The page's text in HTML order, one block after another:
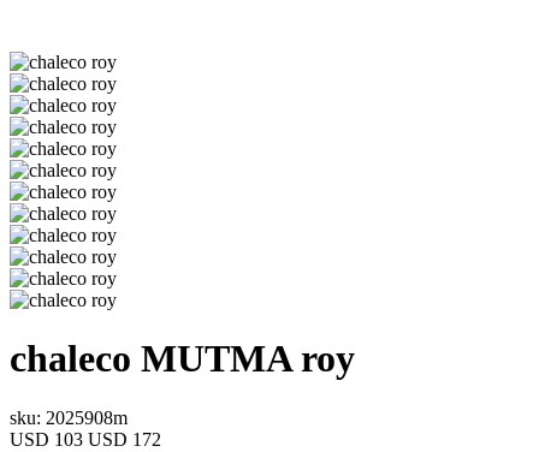
chaleco MUTMAroy
sku: 2025908m
USD 103 USD 172